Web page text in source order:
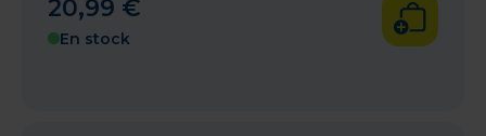
20,99 €
En stock